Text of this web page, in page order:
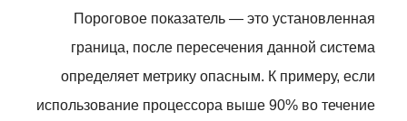
Пороговое показатель — это установленная
граница, после пересечения данной система
определяет метрику опасным. К примеру, если
использование процессора выше 90% во течение